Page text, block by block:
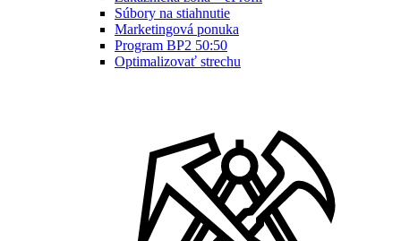
Súbory na stiahnutie
Marketingová ponuka
Program BP2 50:50
Optimalizovať strechu